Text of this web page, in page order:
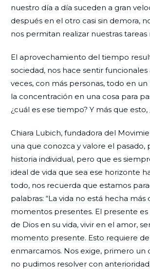
nuestro día a día suceden a gran
después en el otro casi sin demora,
nos permitan realizar nuestras
El aprovechamiento del tiempo
sociedad, nos hace sentir
veces, con más personas, todo en
la concentración en una cosa para
¿cuál es ese tiempo? Y más que
Chiara Lubich, fundadora del
una que conozca y valore el
historia individual, pero que es
ideal de vida que sea ese horizonte
todo, nos recuerda que estamos
palabras: “La vida no está hecha
momentos presentes. El presente
de Dios en su vida, vivir en el amor,
momento presente. Esto requiere
enmarcamos. Nos exige, primero un
no pudimos resolver con